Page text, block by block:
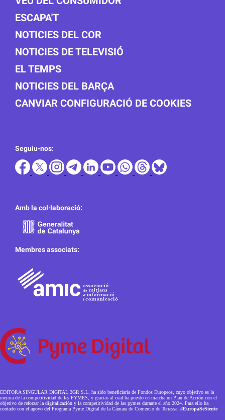
ESCAPA'T
NOTICIES DEL COR
NOTICIES DE TELEVISIÓ
EL TEMPS
NOTICIES DEL BARÇA
CANVIAR CONFIGURACIÓ DE COOKIES
Seguiu-nos:
Amb la col·laboració:
Membres associats:
EDITORA SINGULAR DIGITAL 2GR S.L. ha sido beneficiaria de Fondos Europeos, cuyo objetivo es la
mejora de la competitividad de las PYMES, y gracias al cual ha puesto en marcha un Plan de Acción con el
objetivo de reforzar la digitalización y la competitividad de las pymes durante el año 2024. Para ello ha
contado con el apoyo del Programa Pyme Digital de la Cámara de Comercio de Terrassa. #EuropaSeSiente